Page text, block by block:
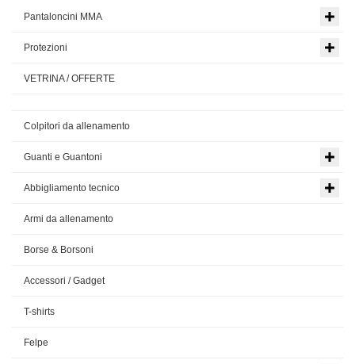
Pantaloncini MMA
Protezioni
VETRINA / OFFERTE
Colpitori da allenamento
Guanti e Guantoni
Abbigliamento tecnico
Armi da allenamento
Borse & Borsoni
Accessori / Gadget
T-shirts
Felpe